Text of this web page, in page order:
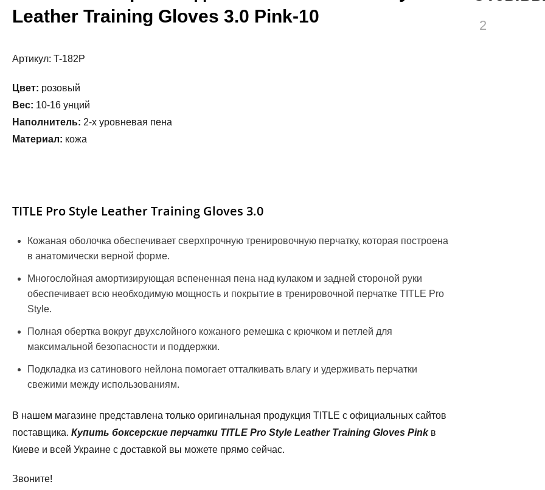
Leather Training Gloves 3.0 Pink-10
Артикул: T-182P
Цвет: розовый
Вес: 10-16 унций
Наполнитель: 2-х уровневая пена
Материал: кожа
TITLE Pro Style Leather Training Gloves 3.0
Кожаная оболочка обеспечивает сверхпрочную тренировочную перчатку, которая построена
в анатомически верной форме.
Многослойная амортизирующая вспененная пена над кулаком и задней стороной руки
обеспечивает всю необходимую мощность и покрытие в тренировочной перчатке TITLE Pro
Style.
Полная обертка вокруг двухслойного кожаного ремешка с крючком и петлей для
максимальной безопасности и поддержки.
Подкладка из сатинового нейлона помогает отталкивать влагу и удерживать перчатки
свежими между использованиям.
В нашем магазине представлена только оригинальная продукция TITLE с официальных сайтов
поставщика. Купить боксерские перчатки TITLE Pro Style Leather Training Gloves Pinkв
Киеве и всей Украине с доставкой вы можете прямо сейчас.
Звоните!
2